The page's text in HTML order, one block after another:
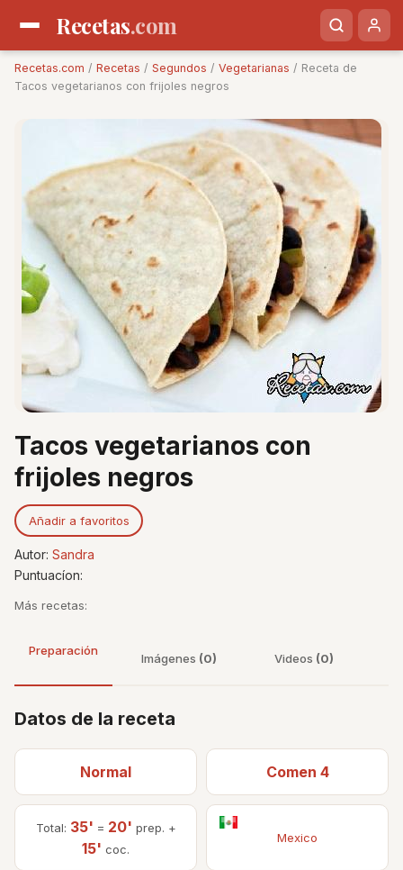
Recetas.com
Recetas.com / Recetas / Segundos / Vegetarianas / Receta de
Tacos vegetarianos con frijoles negros
Tacos vegetarianos con
frijoles negros
Añadir a favoritos
Autor: Sandra
Puntuacíon:
Más recetas:
Preparación
Imágenes (0) Videos (0)
Datos de la receta
Normal Comen 4
Total: 35' = 20' prep. +
15' coc.
Mexico